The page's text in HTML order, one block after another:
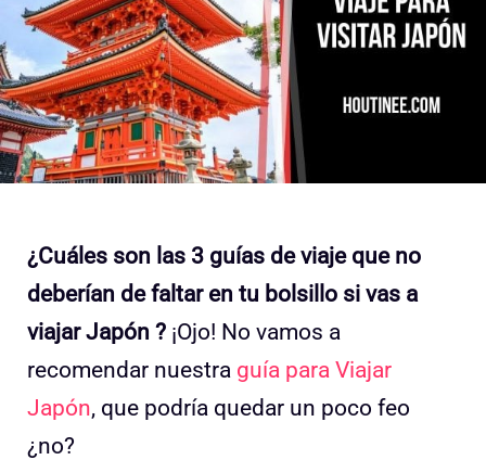
¿Cuáles son las 3 guías de viaje que no
deberían de faltar en tu bolsillo si vas a
viajar Japón ? ¡Ojo! No vamos a
recomendar nuestra guía para Viajar
Japón, que podría quedar un poco feo
¿no?